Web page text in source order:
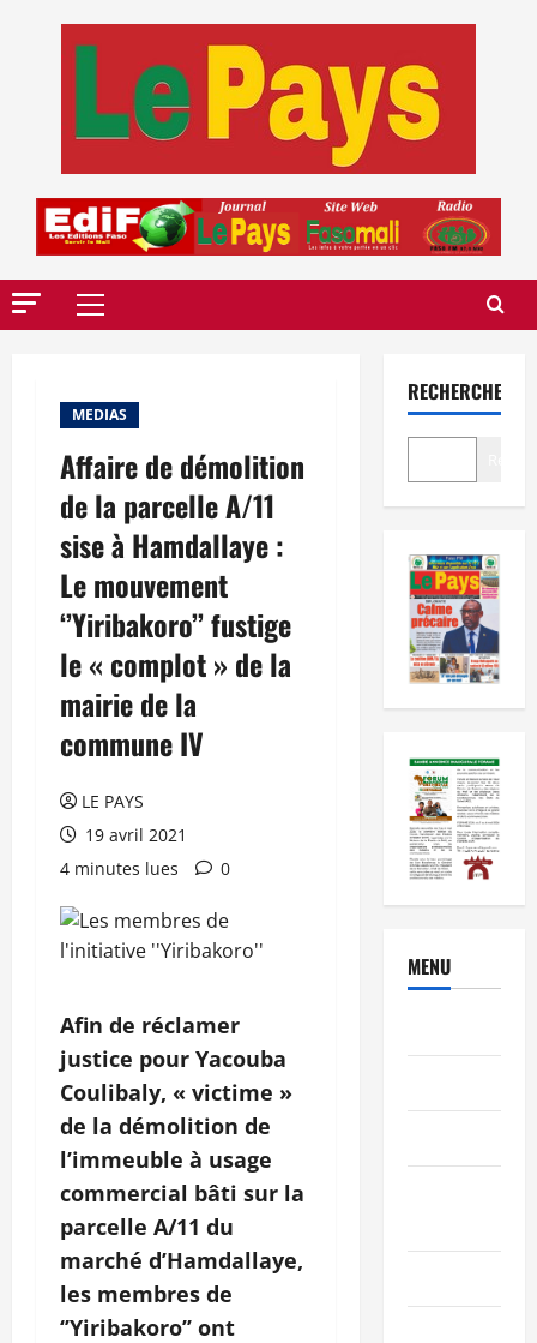
Menu
MEDIAS
Affaire de démolition
de la parcelle A/11
sise à Hamdallaye :
Le mouvement
‘’Yiribakoro’’ fustige
le « complot » de la
mairie de la
commune IV
LE PAYS
19 avril 2021
4 minutes lues
0
Afin de réclamer
justice pour Yacouba
Coulibaly, « victime »
de la démolition de
l’immeuble à usage
commercial bâti sur la
parcelle A/11 du
marché d’Hamdallaye,
les membres de
‘’Yiribakoro’’ ont
RECHERCHER
MENU